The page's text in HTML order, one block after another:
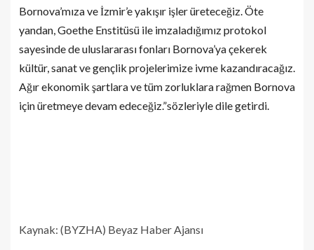
Bornova’mıza ve İzmir’e yakışır işler üreteceğiz. Öte
yandan, Goethe Enstitüsü ile imzaladığımız protokol
sayesinde de uluslararası fonları Bornova’ya çekerek
kültür, sanat ve gençlik projelerimize ivme kazandıracağız.
Ağır ekonomik şartlara ve tüm zorluklara rağmen Bornova
için üretmeye devam edeceğiz.”sözleriyle dile getirdi.
Kaynak: (BYZHA) Beyaz Haber Ajansı